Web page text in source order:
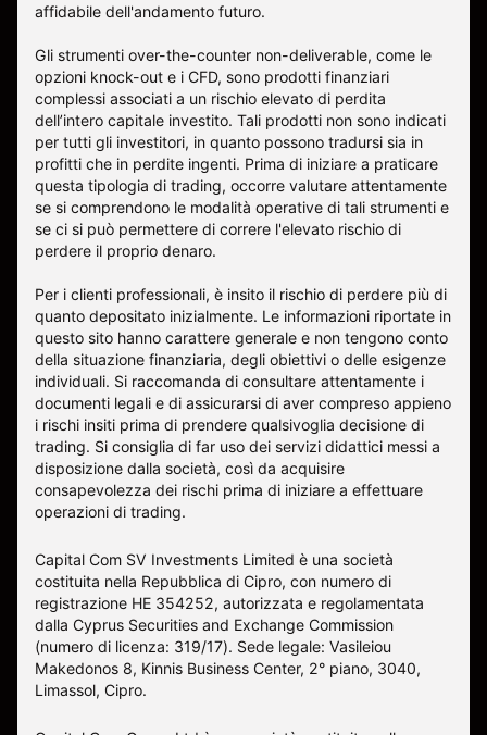
affidabile dell'andamento futuro.
Gli strumenti over-the-counter non-deliverable, come le
opzioni knock-out e i CFD, sono prodotti finanziari
complessi associati a un rischio elevato di perdita
dell’intero capitale investito. Tali prodotti non sono indicati
per tutti gli investitori, in quanto possono tradursi sia in
profitti che in perdite ingenti. Prima di iniziare a praticare
questa tipologia di trading, occorre valutare attentamente
se si comprendono le modalità operative di tali strumenti e
se ci si può permettere di correre l'elevato rischio di
perdere il proprio denaro.
Per i clienti professionali, è insito il rischio di perdere più di
quanto depositato inizialmente. Le informazioni riportate in
questo sito hanno carattere generale e non tengono conto
della situazione finanziaria, degli obiettivi o delle esigenze
individuali. Si raccomanda di consultare attentamente i
documenti legali e di assicurarsi di aver compreso appieno
i rischi insiti prima di prendere qualsivoglia decisione di
trading. Si consiglia di far uso dei servizi didattici messi a
disposizione dalla società, così da acquisire
consapevolezza dei rischi prima di iniziare a effettuare
operazioni di trading.
Capital Com SV Investments Limited è una società
costituita nella Repubblica di Cipro, con numero di
registrazione HE 354252, autorizzata e regolamentata
dalla Cyprus Securities and Exchange Commission
(numero di licenza: 319/17). Sede legale: Vasileiou
Makedonos 8, Kinnis Business Center, 2° piano, 3040,
Limassol, Cipro.